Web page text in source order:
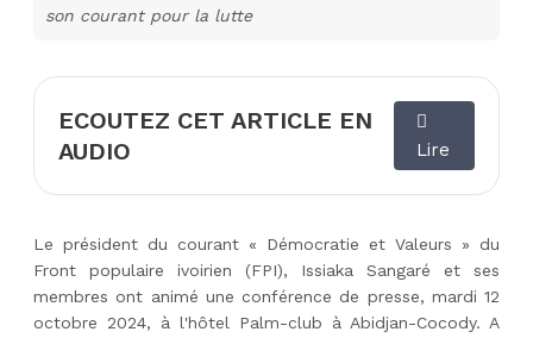
son courant pour la lutte
ECOUTEZ CET ARTICLE EN
AUDIO
Lire
Le président du courant « Démocratie et Valeurs » du
Front populaire ivoirien (FPI), Issiaka Sangaré et ses
membres ont animé une conférence de presse, mardi 12
octobre 2024, à l'hôtel Palm-club à Abidjan-Cocody. A